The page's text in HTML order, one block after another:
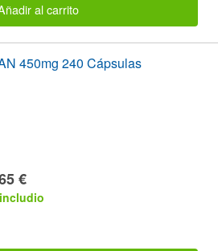
al carrito
450mg 240 Cápsulas
€